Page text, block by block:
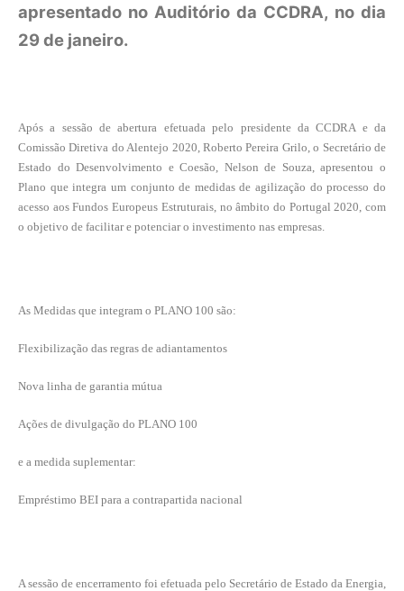
apresentado no Auditório da CCDRA, no dia
29 de janeiro.
Após a sessão de abertura efetuada pelo presidente da CCDRA e da
Comissão Diretiva do Alentejo 2020, Roberto Pereira Grilo, o Secretário de
Estado do Desenvolvimento e Coesão, Nelson de Souza, apresentou o
Plano que integra um conjunto de medidas de agilização do processo do
acesso aos Fundos Europeus Estruturais, no âmbito do Portugal 2020, com
o objetivo de facilitar e potenciar o investimento nas empresas.
As Medidas que integram o PLANO 100 são:
Flexibilização das regras de adiantamentos
Nova linha de garantia mútua
Ações de divulgação do PLANO 100
e a medida suplementar:
Empréstimo BEI para a contrapartida nacional
A sessão de encerramento foi efetuada pelo Secretário de Estado da Energia,